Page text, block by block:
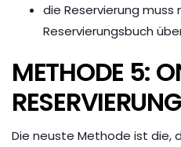
die Reservierung muss
Reservierungsbuch
METHODE 5:
Die neuste Methode ist die,